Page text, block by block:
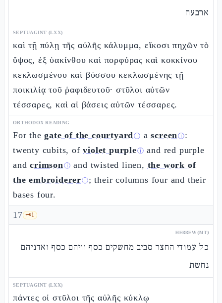
ארבעה
SEPTUAGINT (LXX)
καὶ τῇ πύλῃ τῆς αὐλῆς κάλυμμα, εἴκοσι πηχῶν τὸ
ὕψος, ἐξ ὑακίνθου καὶ πορφύρας καὶ κοκκίνου
κεκλωσμένου καὶ βύσσου κεκλωσμένης τῇ
ποικιλίᾳ τοῦ ῥαφιδευτοῦ· στῦλοι αὐτῶν
τέσσαρες, καὶ αἱ βάσεις αὐτῶν τέσσαρες.
ORTHODOX READING
For thegate of the courtyardⓘ ascreenⓘ:
twenty cubits, ofviolet purpleⓘ and red purple
andcrimsonⓘ and twisted linen, the work of
the embroidererⓘ; their columns four and their
bases four.
17 🗝️1
HEBREW (MT)
כל עמודי החצר סביב מחשקים כסף וויהם כסף ואדניהם
נחשת
SEPTUAGINT (LXX)
πάντες οἱ στῦλοι τῆς αὐλῆς κύκλῳ